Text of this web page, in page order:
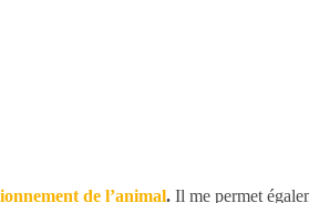
de l’animal. Il me permet